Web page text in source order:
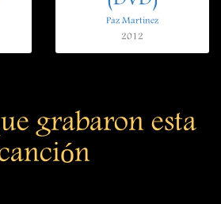
Paz Martinez
2012
grabaron esta